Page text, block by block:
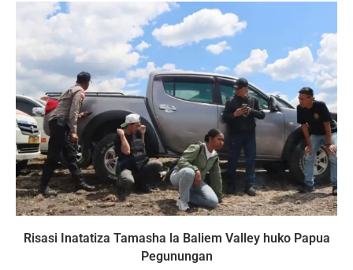
Risasi Inatatiza Tamasha la Baliem Valley huko Papua
Pegunungan